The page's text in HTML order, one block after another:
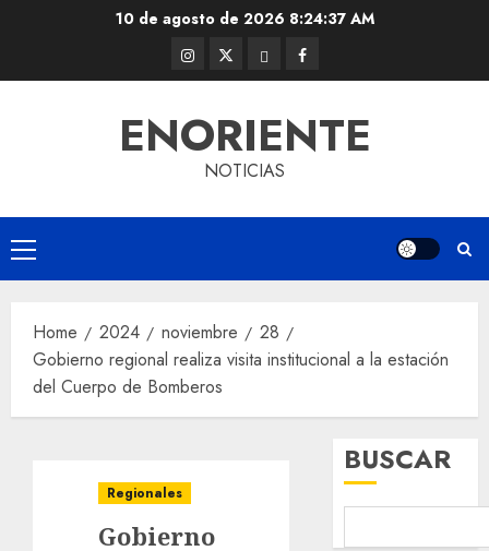
10 de agosto de 2026 8:24:37 AM
Instagram
@EnOriente
Twitter
(X)
ThreadsFacebook
ENORIENTE
NOTICIAS
Primary
Menu
Home 2024 noviembre
28
Gobierno regional realiza visita institucional a la estación
del Cuerpo de Bomberos
Regionales
Gobierno
BUSCAR